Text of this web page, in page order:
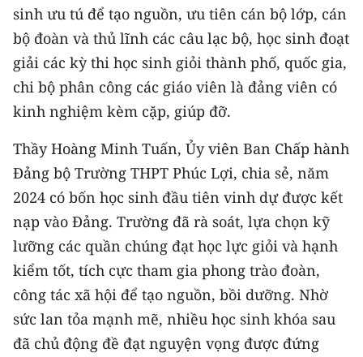
sinh ưu tú để tạo nguồn, ưu tiên cán bộ lớp, cán
bộ đoàn và thủ lĩnh các câu lạc bộ, học sinh đoạt
giải các kỳ thi học sinh giỏi thành phố, quốc gia,
chi bộ phân công các giáo viên là đảng viên có
kinh nghiệm kèm cặp, giúp đỡ.
Thầy Hoàng Minh Tuấn, Ủy viên Ban Chấp hành
Đảng bộ Trường THPT Phúc Lợi, chia sẻ, năm
2024 có bốn học sinh đầu tiên vinh dự được kết
nạp vào Đảng. Trường đã rà soát, lựa chọn kỹ
lưỡng các quần chúng đạt học lực giỏi và hạnh
kiểm tốt, tích cực tham gia phong trào đoàn,
công tác xã hội để tạo nguồn, bồi dưỡng. Nhờ
sức lan tỏa mạnh mẽ, nhiều học sinh khóa sau
đã chủ động đề đạt nguyện vọng được đứng